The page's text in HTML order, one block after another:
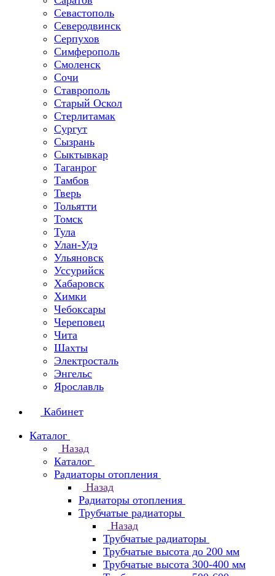
Севастополь
Северодвинск
Серпухов
Симферополь
Смоленск
Сочи
Ставрополь
Старый Оскол
Стерлитамак
Сургут
Сызрань
Сыктывкар
Таганрог
Тамбов
Тверь
Тольятти
Томск
Тула
Улан-Удэ
Ульяновск
Уссурийск
Хабаровск
Химки
Чебоксары
Череповец
Чита
Шахты
Электросталь
Энгельс
Ярославль
Кабинет
Каталог
Назад
Каталог
Радиаторы отопления
Назад
Радиаторы отопления
Трубчатые радиаторы
Назад
Трубчатые радиаторы
Трубчатые высота до 200 мм
Трубчатые высота 300-400 мм